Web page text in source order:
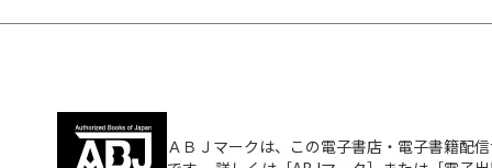
ＡＢＪマークは、この電子書店・電子書籍配